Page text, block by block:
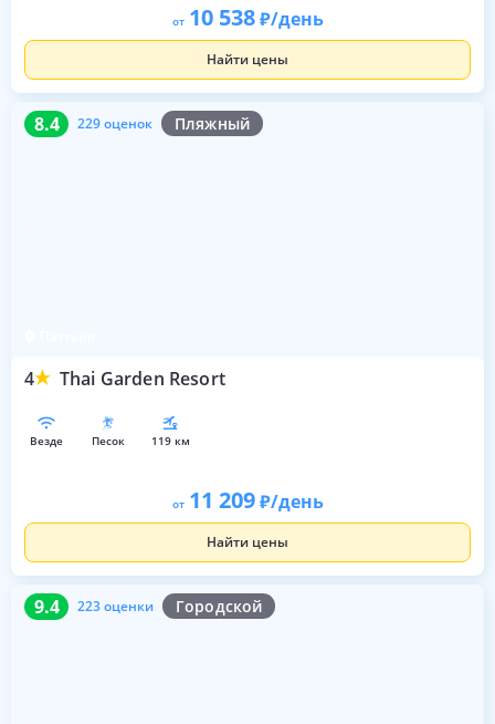
от 10 538 /день
Найти цены
8.4 229 оценок Пляжный
4 Thai Garden Resort
8.4 229 оценок
везде песок 119 км
от 11 209 /день
Найти цены
9.4 223 оценки Городской
9.4 223 оценки